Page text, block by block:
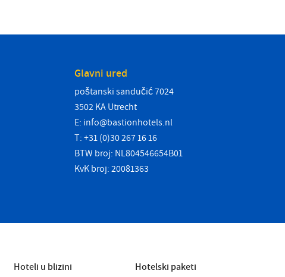
Glavni ured
poštanski sandučić 7024
3502 KA Utrecht
E: info@bastionhotels.nl
T: +31 (0)30 267 16 16
BTW broj: NL804546654B01
KvK broj: 20081363
Hoteli u blizini Hotelski paketi